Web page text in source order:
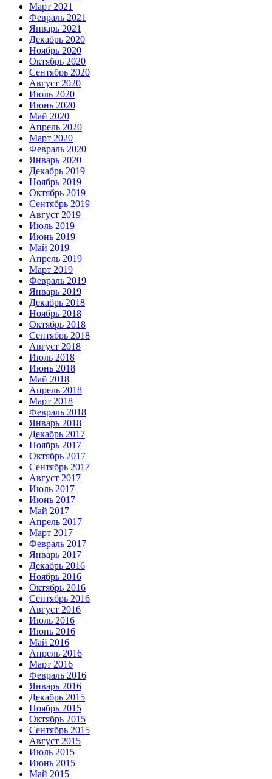
Март 2021
Февраль 2021
Январь 2021
Декабрь 2020
Ноябрь 2020
Октябрь 2020
Сентябрь 2020
Август 2020
Июль 2020
Июнь 2020
Май 2020
Апрель 2020
Март 2020
Февраль 2020
Январь 2020
Декабрь 2019
Ноябрь 2019
Октябрь 2019
Сентябрь 2019
Август 2019
Июль 2019
Июнь 2019
Май 2019
Апрель 2019
Март 2019
Февраль 2019
Январь 2019
Декабрь 2018
Ноябрь 2018
Октябрь 2018
Сентябрь 2018
Август 2018
Июль 2018
Июнь 2018
Май 2018
Апрель 2018
Март 2018
Февраль 2018
Январь 2018
Декабрь 2017
Ноябрь 2017
Октябрь 2017
Сентябрь 2017
Август 2017
Июль 2017
Июнь 2017
Май 2017
Апрель 2017
Март 2017
Февраль 2017
Январь 2017
Декабрь 2016
Ноябрь 2016
Октябрь 2016
Сентябрь 2016
Август 2016
Июль 2016
Июнь 2016
Май 2016
Апрель 2016
Март 2016
Февраль 2016
Январь 2016
Декабрь 2015
Ноябрь 2015
Октябрь 2015
Сентябрь 2015
Август 2015
Июль 2015
Июнь 2015
Май 2015